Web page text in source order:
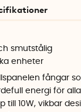
smutstålig
enheter
fångar
energi för
till 10W, vikbar